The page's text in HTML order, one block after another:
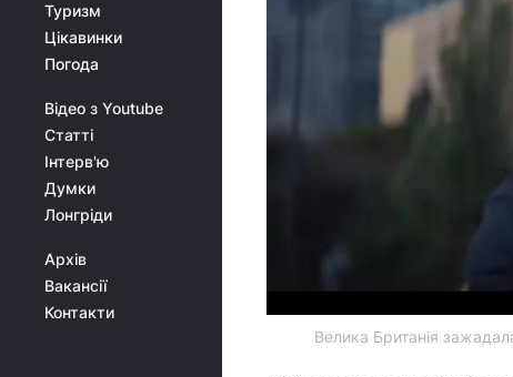
Туризм
Цікавинки
Погода
Відео з Youtube
Статті
Інтерв'ю
Думки
Лонгріди
Архів
Вакансії
Контакти
Велика Британія